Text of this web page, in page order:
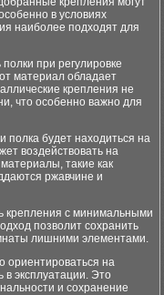
в условиях
наиболее подходят для
при регулировке
материал обладает
крепления не
что особенно важно для
полка будет находиться на
воздействовать на
такие как
ржавчине и
крепления с минимальными
позволит сохранить
лишними элементами.
ориентироваться на
в эксплуатации. Это
и сохранение